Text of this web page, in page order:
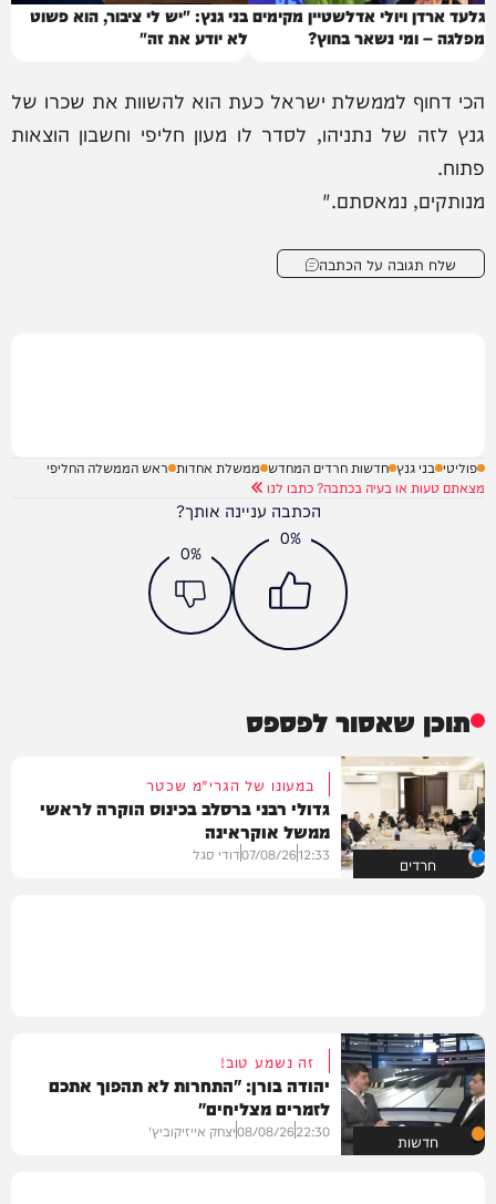
גלעד ארדן ויולי אדלשטיין מקימים
מפלגה – ומי נשאר בחוץ?
בני גנץ: "יש לי ציבור, הוא פשוט
לא יודע את זה"
הכי דחוף לממשלת ישראל כעת הוא להשוות את שכרו של
גנץ לזה של נתניהו, לסדר לו מעון חליפי וחשבון הוצאות
פתוח.
מנותקים, נמאסתם."
שלח תגובה על הכתבה
פוליטי בני גנץ חדשות חרדים המחדש ממשלת אחדות ראש הממשלה החליפי
מצאתם טעות או בעיה בכתבה? כתבו לנו
הכתבה עניינה אותך?
0%
0%
תוכן שאסור לפספס
חרדים
במעונו של הגרי"מ שכטר
גדולי רבני ברסלב בכינוס הוקרה לראשי
ממשל אוקראינה
12:33
07/08/26דודי סגל
חדשות
זה נשמע טוב!
יהודה בורן: "התחרות לא תהפוך אתכם
לזמרים מצליחים"
22:30
08/08/26יצחק אייזיקוביץ'